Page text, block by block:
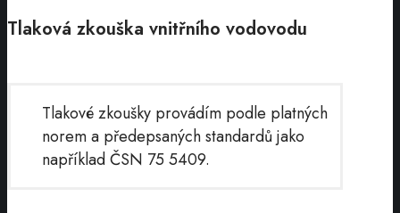
Tlaková zkouška vnitřního vodovodu
Tlakové zkoušky provádím podle platných
norem a předepsaných standardů jako
například ČSN 75 5409.